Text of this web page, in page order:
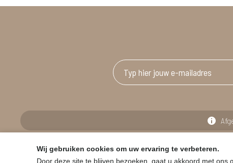
© HOUSE & GARDEN - Zuiderdijk 25, 9230 Wetteren
Wij gebruiken cookies om uw ervaring te verbeteren.
Door deze site te blijven bezoeken, gaat u akkoord met ons